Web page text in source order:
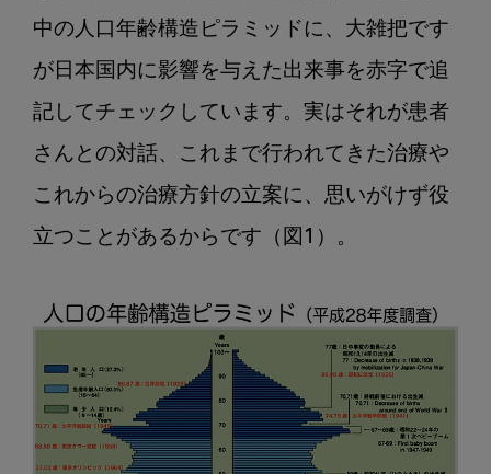
中の人口年齢構造ピラミッドに、大雑把です
が日本国内に影響を与えた出来事を赤字で追
記してチェックしています。実はそれが患者
さんとの対話、これまで行われてきた治療や
これからの治療方針の立案に、思いがけず役
立つことがあるからです（図1）。